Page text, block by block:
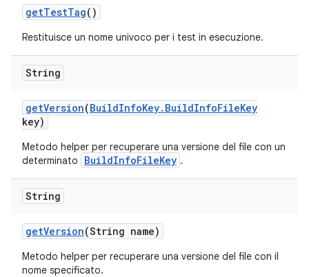
getTestTag()
Restituisce un nome univoco per i test in esecuzione.
String
getVersion(BuildInfoKey. BuildInfoFileKey
key)
Metodo helper per recuperare una versione del file con un
determinato
BuildInfoFileKey .
String
getVersion(String name)
Metodo helper per recuperare una versione del file con il
nome specificato.